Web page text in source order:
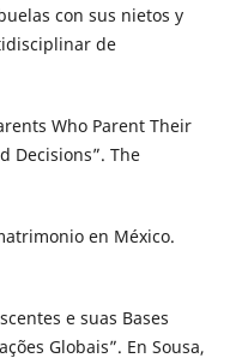
con sus nietos y
de
Who Parent Their
Decisions”. The
en México.
e suas Bases
Globais”. En Sousa,